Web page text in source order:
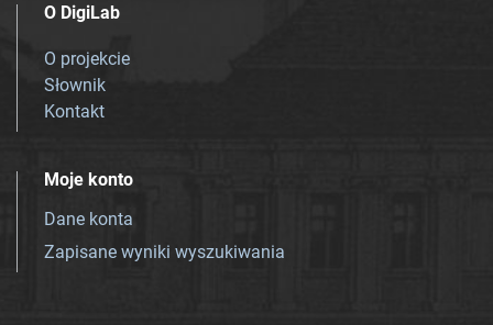
O DigiLab
O projekcie
Słownik
Kontakt
Moje konto
Dane konta
Zapisane wyniki wyszukiwania